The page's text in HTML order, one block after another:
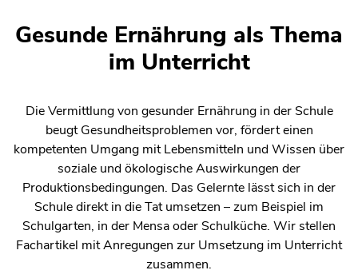
Gesunde Ernährung als Thema
im Unterricht
Die Vermittlung von gesunder Ernährung in der Schule
beugt Gesundheitsproblemen vor, fördert einen
kompetenten Umgang mit Lebensmitteln und Wissen über
soziale und ökologische Auswirkungen der
Produktionsbedingungen. Das Gelernte lässt sich in der
Schule direkt in die Tat umsetzen – zum Beispiel im
Schulgarten, in der Mensa oder Schulküche. Wir stellen
Fachartikel mit Anregungen zur Umsetzung im Unterricht
zusammen.